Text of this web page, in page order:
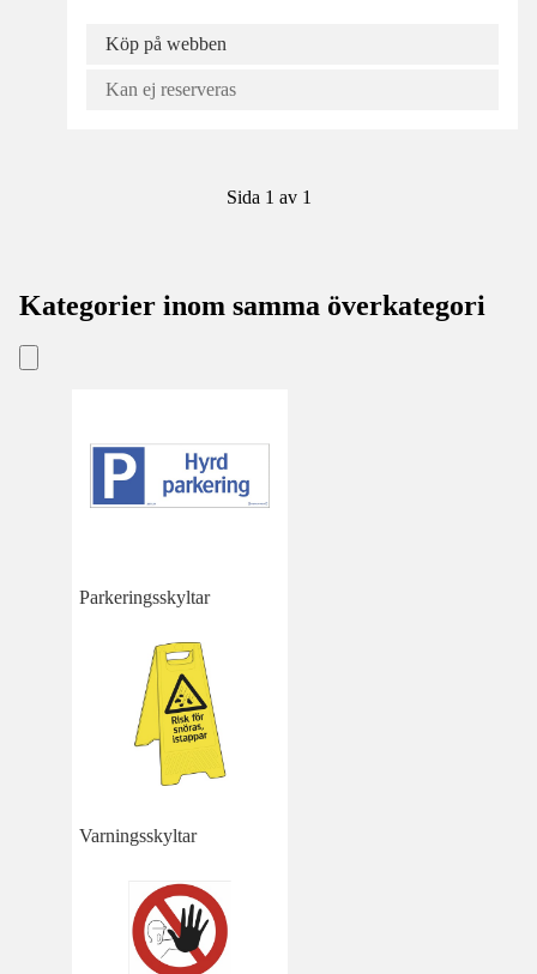
Köp på webben
Kan ej reserveras
Sida 1 av 1
Kategorier inom samma överkategori
Parkeringsskyltar
Varningsskyltar